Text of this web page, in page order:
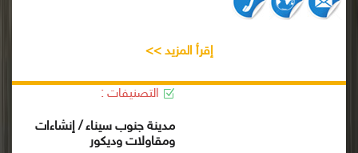
إقرأ المزيد >>
التصنيفات :
مدينة جنوب سيناء / إنشاءات
ومقاولات وديكور